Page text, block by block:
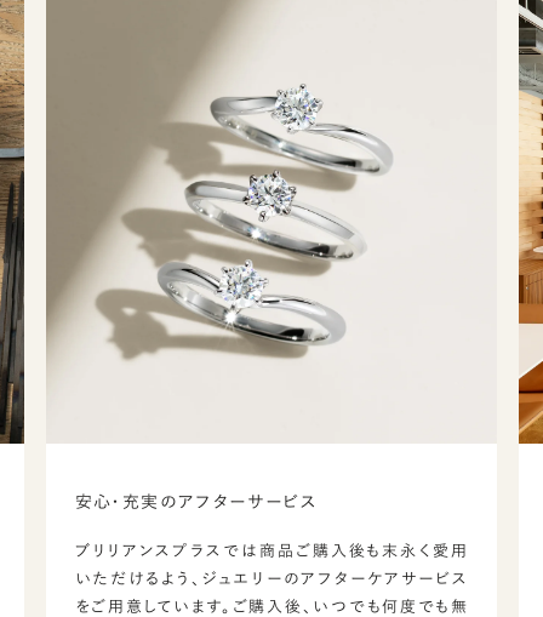
安心・充実のアフターサービス
ブリリアンスプラスでは商品ご購入後も末永く愛用
いただけるよう、ジュエリーのアフターケアサービス
をご用意しています。ご購入後、いつでも何度でも無